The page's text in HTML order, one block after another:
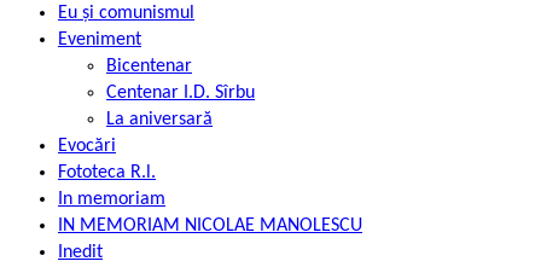
Eu și comunismul
Eveniment
Bicentenar
Centenar I.D. Sîrbu
La aniversară
Evocări
Fototeca R.l.
In memoriam
IN MEMORIAM NICOLAE MANOLESCU
Inedit